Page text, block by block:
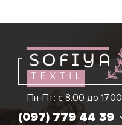
Пн-Пт: с 8.00 до 17.00
(097) 779 44 39
Виктория
(097) 779 44 39